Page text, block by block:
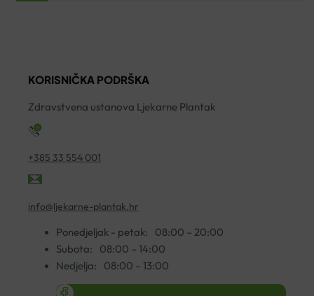
KORISNIČKA PODRŠKA
Zdravstvena ustanova Ljekarne Plantak
+385 33 554 001
info@ljekarne-plantak.hr
Ponedjeljak - petak:
08:00 – 20:00
Subota:
08:00 – 14:00
Nedjelja:
08:00 – 13:00